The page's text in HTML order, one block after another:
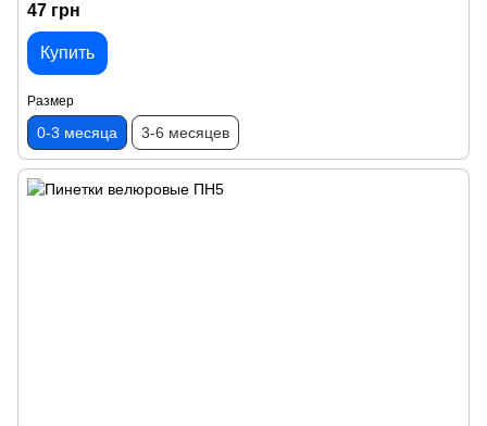
47 грн
Купить
Размер
0-3 месяца 3-6 месяцев